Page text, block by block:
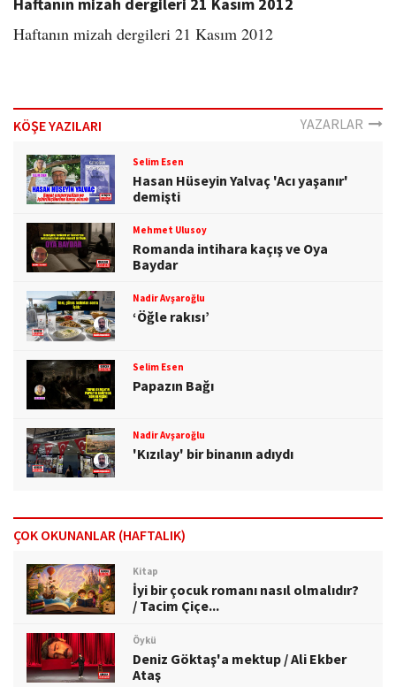
Haftanın mizah dergileri 21 Kasım 2012
KÖŞE YAZILARI YAZARLAR
Selim Esen
Hasan Hüseyin Yalvaç 'Acı yaşanır'
demişti
Mehmet Ulusoy
Romanda intihara kaçış ve Oya
Baydar
Nadir Avşaroğlu
‘Öğle rakısı’
Selim Esen
Papazın Bağı
Nadir Avşaroğlu
'Kızılay' bir binanın adıydı
ÇOK OKUNANLAR (HAFTALIK)
Kitap
İyi bir çocuk romanı nasıl olmalıdır?
/ Tacim Çiçe...
Öykü
Deniz Göktaş'a mektup / Ali Ekber
Ataş